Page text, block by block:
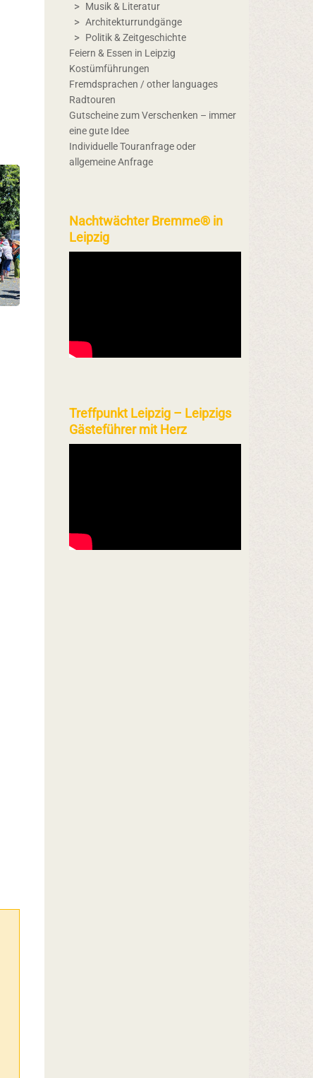
Musik & Literatur
Architekturrundgänge
Politik & Zeitgeschichte
Feiern & Essen in Leipzig
Kostümführungen
Fremdsprachen / other languages
Radtouren
Gutscheine zum Verschenken – immer
eine gute Idee
Individuelle Touranfrage oder
allgemeine Anfrage
Nachtwächter Bremme® in
Leipzig
Treffpunkt Leipzig – Leipzigs
Gästeführer mit Herz